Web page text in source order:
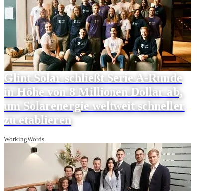
Glint Solar schließt Serie A-Runde
in Höhe von 8 Millionen Dollar ab,
um Solarenergie weltweit schneller
zu etablieren
WorkingWords